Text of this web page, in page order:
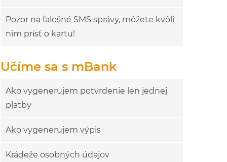
Pozor na falošné SMS správy, môžete kvôli
nim prísť o kartu!
Učíme sa s mBank
Ako vygenerujem potvrdenie len jednej
platby
Ako vygenerujem výpis
Krádeže osobných údajov